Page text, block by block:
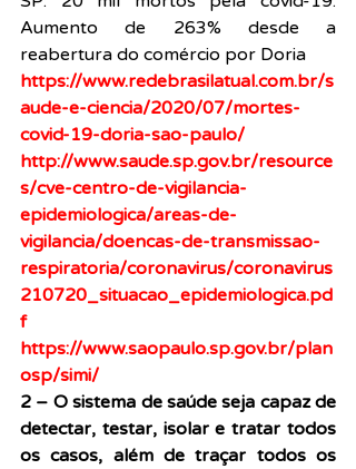
Aumento de 263% desde a
reabertura do comércio por Doria
https://www.redebrasilatual.com.br/s
aude-e-ciencia/2020/07/mortes-
covid-19-doria-sao-paulo/
http://www.saude.sp.gov.br/resource
s/cve-centro-de-vigilancia-
epidemiologica/areas-de-
vigilancia/doencas-de-transmissao-
respiratoria/coronavirus/coronavirus
210720_situacao_epidemiologica.pd
f
https://www.saopaulo.sp.gov.br/plan
osp/simi/
2 – O sistema de saúde seja capaz de
detectar, testar, isolar e tratar todos
os casos, além de traçar todos os